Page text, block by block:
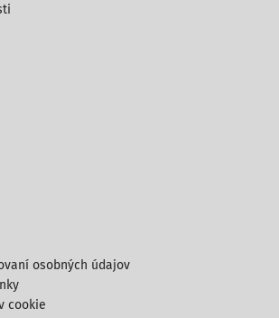
osobných údajov
cookie